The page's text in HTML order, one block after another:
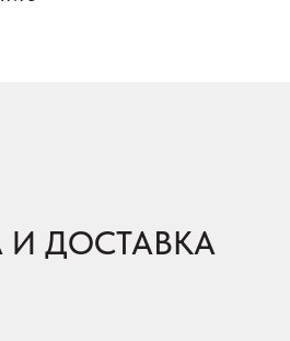
И ДОСТАВКА